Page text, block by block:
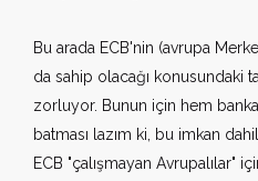
Bu arada ECB'nin (avrupa
da sahip olacağı konusundaki
zorluyor. Bunun için hem
batması lazım ki, bu imkan
ECB "çalışmayan Avrupalılar"